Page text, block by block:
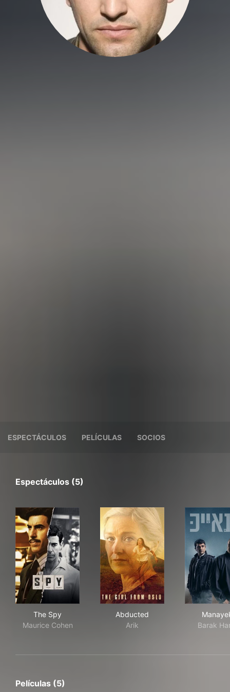
ESPECTÁCULOS PELÍCULAS SOCIOS
Espectáculos (5)
The Spy
Maurice Cohen
Abducted
Arik
Barak
Películas (5)